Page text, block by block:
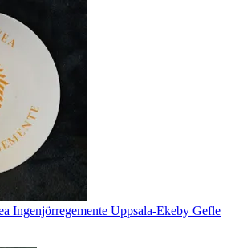
Ingenjörregemente Uppsala-Ekeby Gefle